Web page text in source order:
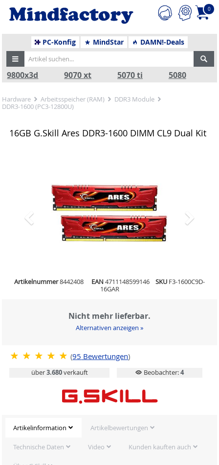
0
PC-Konfig MindStar DAMN!-Deals
9800x3d 9070 xt 5070 ti 5080
Hardware Arbeitsspeicher (RAM)
DDR3 Module
DDR3-1600 (PC3-12800U)
16GB G.Skill Ares DDR3-1600 DIMM CL9 Dual Kit
Artikelnummer8442408 EAN 4711148599146 SKU F3-1600C9D-
16GAR
Nicht mehr lieferbar.
Alternativen anzeigen »
(95 Bewertungen)
über3.680verkauft Beobachter:4
Artikelinformation Artikelbewertungen
Technische Daten Video Kunden kauften auch